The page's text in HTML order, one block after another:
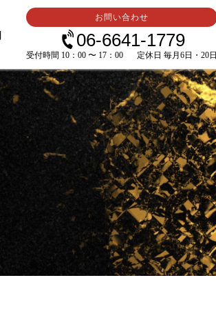
お問い合わせ
06-6641-1779
受付時間 10：00 〜 17：00 定休日 毎月6日・20日